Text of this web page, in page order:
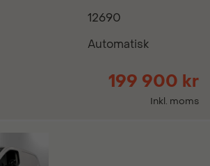
12690
Automatisk
199 900 kr
Inkl. moms